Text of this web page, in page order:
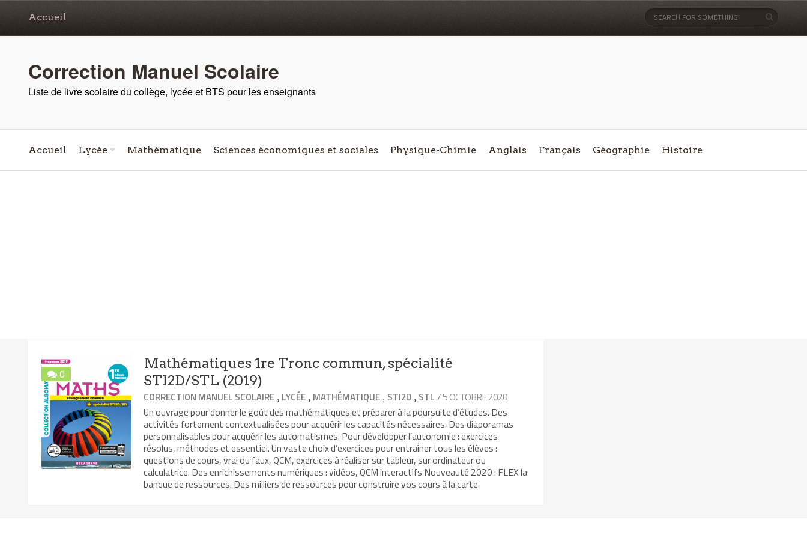
Accueil
Correction Manuel Scolaire
Liste de livre scolaire du collège, lycée et BTS pour les enseignants
Accueil Lycée Mathématique Sciences économiques et sociales Physique-Chimie Anglais Français Géographie Histoire
0
Mathématiques 1re Tronc commun, spécialité
STI2D/STL (2019)
CORRECTION MANUEL SCOLAIRE , LYCÉE , MATHÉMATIQUE , STI2D , STL / 5 OCTOBRE 2020
Un ouvrage pour donner le goût des mathématiques et préparer à la poursuite d’études. Des
activités fortement contextualisées pour acquérir les capacités nécessaires. Des diaporamas
personnalisables pour acquérir les automatismes. Pour développer l’autonomie : exercices
résolus, méthodes et essentiel. Un vaste choix d’exercices pour entraîner tous les élèves :
questions de cours, vrai ou faux, QCM, exercices à réaliser sur tableur, sur ordinateur ou
calculatrice. Des enrichissements numériques : vidéos, QCM interactifs Nouveauté 2020 : FLEX la
banque de ressources. Des milliers de ressources pour construire vos cours à la carte.